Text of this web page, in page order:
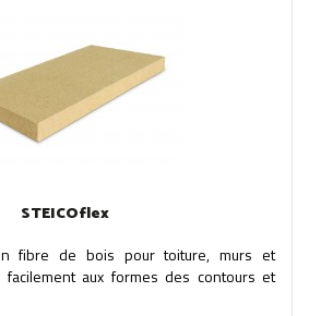
STEICOflex
fibre de bois pour toiture, murs et
facilement aux formes des contours et